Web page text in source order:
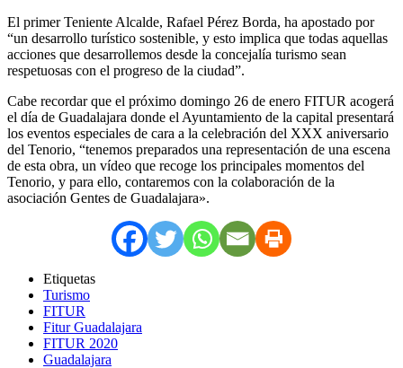
El primer Teniente Alcalde, Rafael Pérez Borda, ha apostado por
“un desarrollo turístico sostenible, y esto implica que todas aquellas
acciones que desarrollemos desde la concejalía turismo sean
respetuosas con el progreso de la ciudad”.
Cabe recordar que el próximo domingo 26 de enero FITUR acogerá
el día de Guadalajara donde el Ayuntamiento de la capital presentará
los eventos especiales de cara a la celebración del XXX aniversario
del Tenorio, “tenemos preparados una representación de una escena
de esta obra, un vídeo que recoge los principales momentos del
Tenorio, y para ello, contaremos con la colaboración de la
asociación Gentes de Guadalajara».
Etiquetas
Turismo
FITUR
Fitur Guadalajara
FITUR 2020
Guadalajara